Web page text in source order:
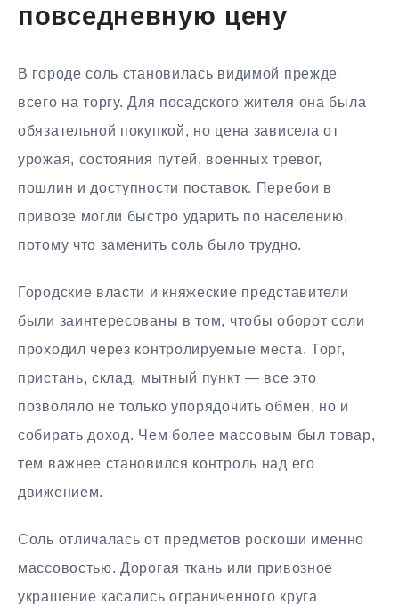
повседневную цену
В городе соль становилась видимой прежде
всего на торгу. Для посадского жителя она была
обязательной покупкой, но цена зависела от
урожая, состояния путей, военных тревог,
пошлин и доступности поставок. Перебои в
привозе могли быстро ударить по населению,
потому что заменить соль было трудно.
Городские власти и княжеские представители
были заинтересованы в том, чтобы оборот соли
проходил через контролируемые места. Торг,
пристань, склад, мытный пункт — все это
позволяло не только упорядочить обмен, но и
собирать доход. Чем более массовым был товар,
тем важнее становился контроль над его
движением.
Соль отличалась от предметов роскоши именно
массовостью. Дорогая ткань или привозное
украшение касались ограниченного круга